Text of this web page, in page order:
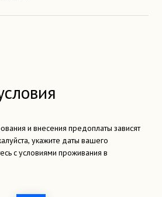
и внесения предоплаты зависят
укажите даты вашего
с условиями проживания в